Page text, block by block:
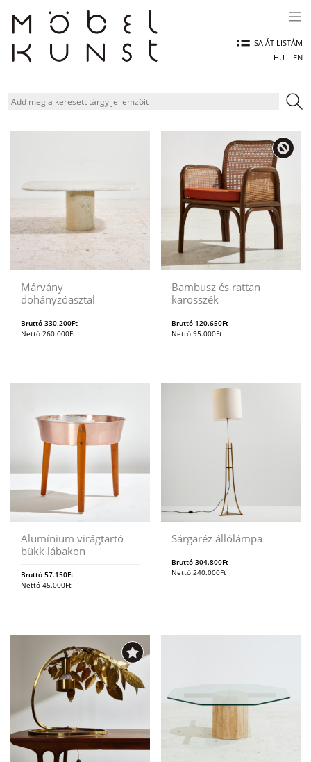
content
SAJÁT LISTÁM
HU
EN
Márvány
dohányzóasztal
Bruttó 330.200Ft
Nettó 260.000Ft
Bambusz és rattan
karosszék
Bruttó 120.650Ft
Nettó95.000Ft
Alumínium virágtartó
bükk lábakon
Bruttó 57.150Ft
Nettó 45.000Ft
Sárgaréz állólámpa
Bruttó304.800Ft
Nettó240.000Ft